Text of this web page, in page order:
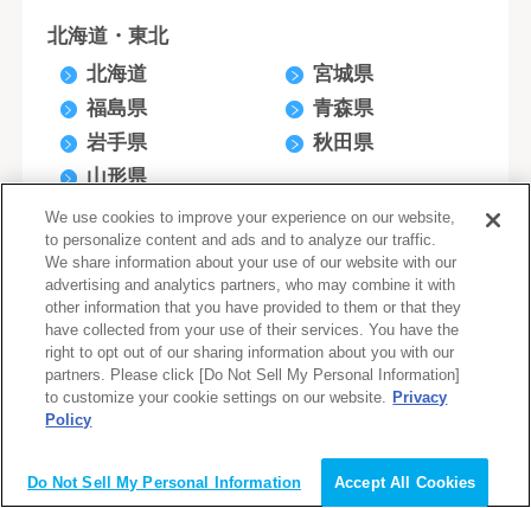
北海道・東北
北海道
宮城県
福島県
青森県
岩手県
秋田県
山形県
関東
東京都
神奈川県
千葉県
埼玉県
茨城県
栃木県
群馬県
北陸・甲信越
富山県
福井県
We use cookies to improve your experience on our website,
to personalize content and ads and to analyze our traffic.
We share information about your use of our website with our
advertising and analytics partners, who may combine it with
other information that you have provided to them or that they
have collected from your use of their services. You have the
right to opt out of our sharing information about you with our
partners. Please click [Do Not Sell My Personal Information]
to customize your cookie settings on our website. Privacy
Policy
Do Not Sell My Personal Information Accept All Cookies